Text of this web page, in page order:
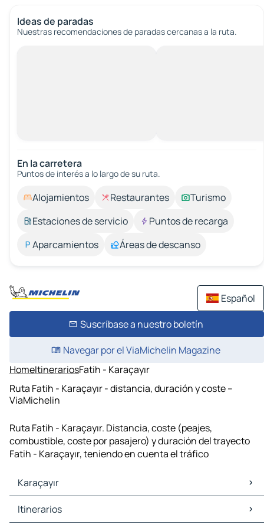
Ideas de paradas
Nuestras recomendaciones de paradas cercanas a la ruta.
En la carretera
Puntos de interés a lo largo de su ruta.
Alojamientos Restaurantes
Turismo
Estaciones de servicio
Puntos de recarga
Aparcamientos
Áreas de descanso
Español
Suscríbase a nuestro boletín
Navegar por el ViaMichelin Magazine
HomeItinerariosFatih - Karaçayır
Ruta Fatih - Karaçayır - distancia, duración y coste –
ViaMichelin
Ruta Fatih - Karaçayır. Distancia, coste (peajes,
combustible, coste por pasajero) y duración del trayecto
Fatih - Karaçayır, teniendo en cuenta el tráfico
Karaçayır
Karaçayır Mapas Planos
Karaçayır Trafico
Itinerarios